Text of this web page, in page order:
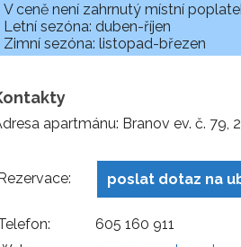
V ceně není zahrnutý místní
Letní sezóna: duben-říjen
Zimní sezóna: listopad-březen
apartmánu: Branov ev. č. 79,
poslat dotaz na
605 160 911